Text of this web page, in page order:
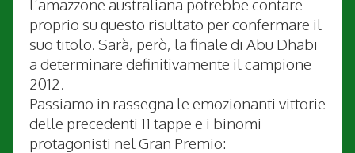
proprio su questo risultato per confermare il
suo titolo. Sarà, però, la finale di Abu Dhabi
a determinare definitivamente il campione
2012.
Passiamo in rassegna le emozionanti vittorie
delle precedenti 11 tappe e i binomi
protagonisti nel Gran Premio: